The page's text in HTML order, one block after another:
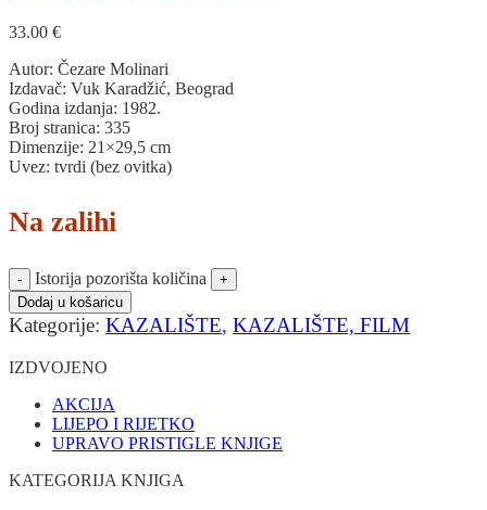
33.00 €
Autor: Čezare Molinari
Izdavač: Vuk Karadžić, Beograd
Godina izdanja: 1982.
Broj stranica: 335
Dimenzije: 21×29,5 cm
Uvez: tvrdi (bez ovitka)
Na zalihi
Istorija pozorišta količina
Dodaj u košaricu
Kategorije: KAZALIŠTE, KAZALIŠTE, FILM
IZDVOJENO
AKCIJA
LIJEPO I RIJETKO
UPRAVO PRISTIGLE KNJIGE
KATEGORIJA KNJIGA